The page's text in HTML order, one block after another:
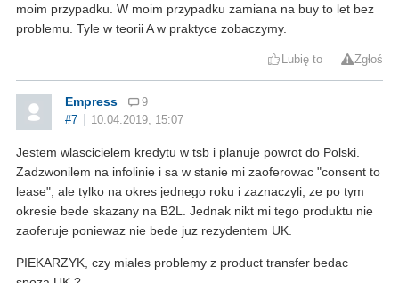
moim przypadku. W moim przypadku zamiana na buy to let bez
problemu. Tyle w teorii A w praktyce zobaczymy.
Lubię to Zgłoś
Empress
9
#7
10.04.2019, 15:07
Jestem wlascicielem kredytu w tsb i planuje powrot do Polski.
Zadzwonilem na infolinie i sa w stanie mi zaoferowac "consent to
lease", ale tylko na okres jednego roku i zaznaczyli, ze po tym
okresie bede skazany na B2L. Jednak nikt mi tego produktu nie
zaoferuje poniewaz nie bede juz rezydentem UK.
PIEKARZYK, czy miales problemy z product transfer bedac